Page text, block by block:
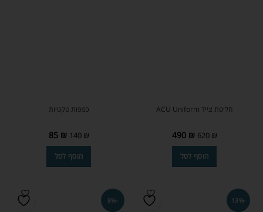
חליפת צייד ACU Uniform
620 ₪
490 ₪
הוסף לסל
כפפות טקטיות
140 ₪
85 ₪
הוסף לסל
-13%
-8%